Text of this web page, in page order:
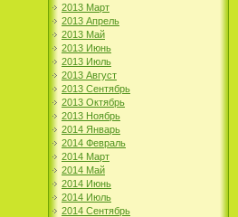
2013 Март
2013 Апрель
2013 Май
2013 Июнь
2013 Июль
2013 Август
2013 Сентябрь
2013 Октябрь
2013 Ноябрь
2014 Январь
2014 Февраль
2014 Март
2014 Май
2014 Июнь
2014 Июль
2014 Сентябрь